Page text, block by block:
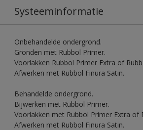
Systeeminformatie
Onbehandelde ondergrond.
Gronden met Rubbol Primer.
Voorlakken Rubbol Primer Extra of
Afwerken met Rubbol Finura Satin.
Behandelde ondergrond.
Bijwerken met Rubbol Primer.
Voorlakken met Rubbol Primer Extra of
Afwerken met Rubbol Finura Satin.